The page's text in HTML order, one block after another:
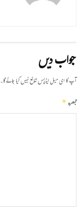
جواب دیں
آپ کا ای میل ایڈریس شائع نہیں کیا جائے گا۔
تبصرہ*